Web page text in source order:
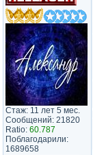
Стаж: 11 лет 5 мес.
Сообщений: 21820
Ratio: 60.787
Поблагодарили:
1689658